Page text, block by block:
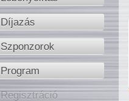
Díjazás
Szponzorok
Program
Regisztráció